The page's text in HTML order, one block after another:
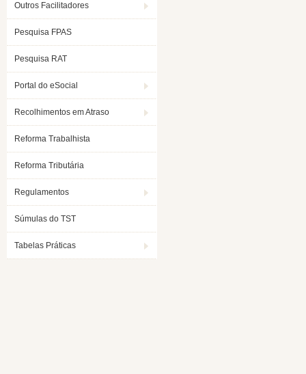
Outros Facilitadores
Pesquisa FPAS
Pesquisa RAT
Portal do eSocial
Recolhimentos em Atraso
Reforma Trabalhista
Reforma Tributária
Regulamentos
Súmulas do TST
Tabelas Práticas